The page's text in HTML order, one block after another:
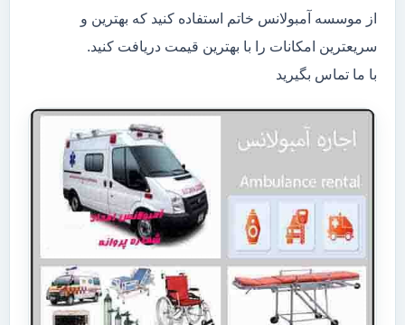
از موسسه آمبولانس خاتم استفاده کنید که بهترین و
سریعترین امکانات را با بهترین قیمت دریافت کنید.
با ما تماس بگیرید